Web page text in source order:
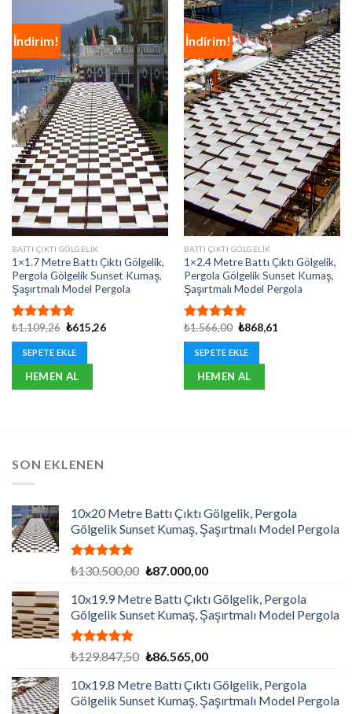
İndirim!
BATTI ÇIKTI GÖLGELIK
1×1.7 Metre Battı Çıktı Gölgelik,
Pergola Gölgelik Sunset Kumaş,
Şaşırtmalı Model Pergola
5 üzerinden
5.00oy
aldı
₺1.109,26 Orijinal
₺1.109,26.
₺615,26Şu
SEPETE EKLE
HEMEN AL
İndirim!
BATTI ÇIKTI GÖLGELIK
1×2.4 Metre Battı Çıktı Gölgelik,
Pergola Gölgelik Sunset Kumaş,
Şaşırtmalı Model Pergola
5 üzerinden
5.00oy
aldı
₺1.566,00 Orijinal
₺1.566,00.
₺868,61
SEPETE EKLE
HEMEN AL
SON EKLENEN
10x20 Metre Battı Çıktı Gölgelik, Pergola
Gölgelik Sunset Kumaş, Şaşırtmalı Model Pergola
5 üzerinden
aldı
₺130.500,00 Orijinal
₺130.500,00.
₺87.000,00Şu
fiyat:
₺87.000,00.
10x19.9 Metre Battı Çıktı Gölgelik, Pergola
Gölgelik Sunset Kumaş, Şaşırtmalı Model Pergola
5 üzerinden
aldı
₺129.847,50 Orijinal
₺129.847,50.
₺86.565,00Şu
fiyat:
₺86.565,00.
10x19.8 Metre Battı Çıktı Gölgelik, Pergola
Gölgelik Sunset Kumaş, Şaşırtmalı Model Pergola